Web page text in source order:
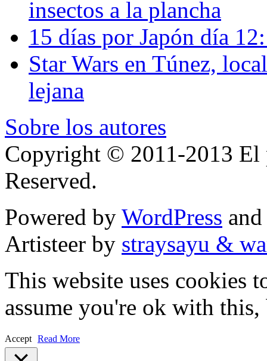
insectos a la plancha
15 días por Japón día
Star Wars en Túnez,
lejana
Sobre los autores
Copyright © 2011-2013 El
Reserved.
Powered by WordPress and
Artisteer by straysayu &
This website uses cookies
assume you're ok with
Accept Read More